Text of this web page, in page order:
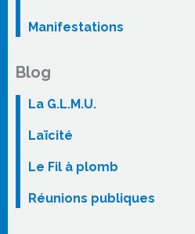
Manifestations
Blog
La G.L.M.U.
Laïcité
Le Fil à plomb
Réunions publiques